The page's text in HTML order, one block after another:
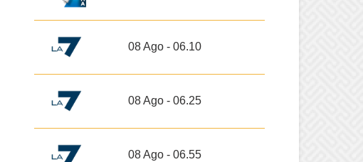
08 Ago - 06.10
08 Ago - 06.25
08 Ago - 06.55